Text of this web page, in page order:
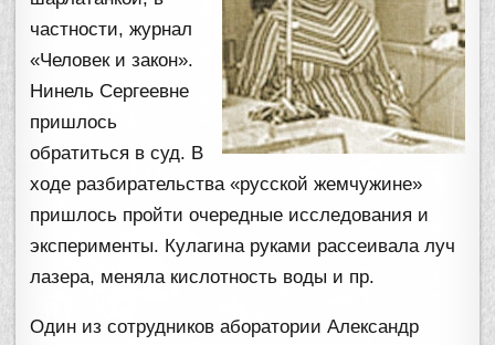
частности, журнал
«Человек и закон».
Нинель Сергеевне
пришлось
обратиться в суд. В
ходе разбирательства «русской жемчужине»
пришлось пройти очередные исследования и
эксперименты. Кулагина руками рассеивала луч
лазера, меняла кислотность воды и пр.
Один из сотрудников аборатории Александр